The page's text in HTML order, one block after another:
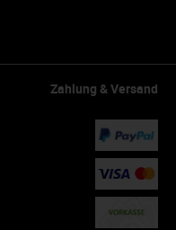
Zahlung & Versand